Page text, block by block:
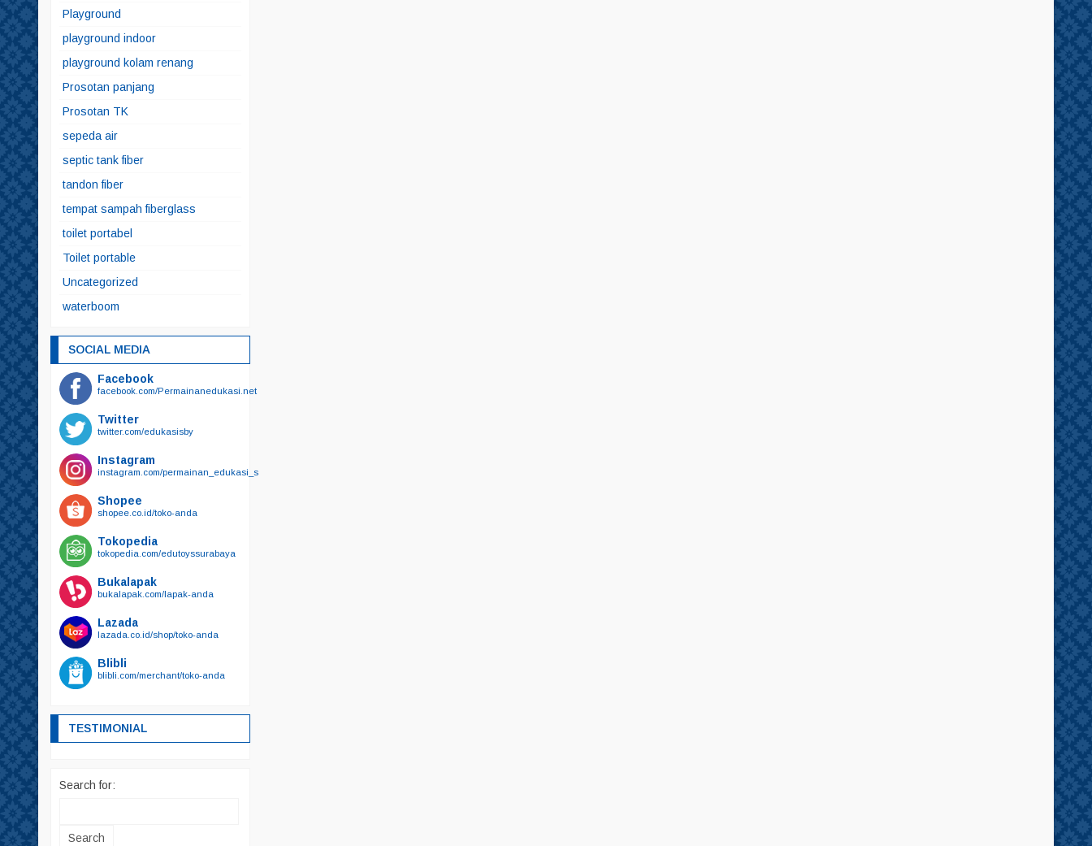
Playground
playground indoor
playground kolam renang
Prosotan panjang
Prosotan TK
sepeda air
septic tank fiber
tandon fiber
tempat sampah fiberglass
toilet portabel
Toilet portable
Uncategorized
waterboom
SOCIAL MEDIA
Facebook
facebook.com/Permainanedukasi.net
Twitter
twitter.com/edukasisby
Instagram
instagram.com/permainan_edukasi_surabaya/
Shopee
shopee.co.id/toko-anda
Tokopedia
tokopedia.com/edutoyssurabaya
Bukalapak
bukalapak.com/lapak-anda
Lazada
lazada.co.id/shop/toko-anda
Blibli
blibli.com/merchant/toko-anda
TESTIMONIAL
Search for: